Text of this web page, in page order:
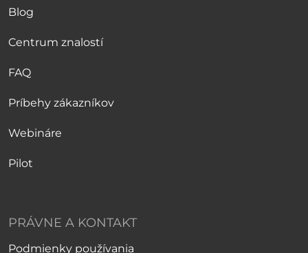
Blog
Centrum znalostí
FAQ
Príbehy zákazníkov
Webináre
Pilot
PRÁVNE A KONTAKT
Podmienky používania